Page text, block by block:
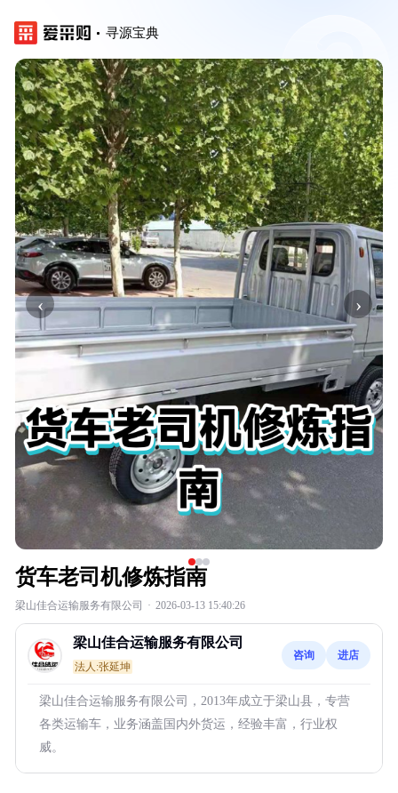
寻源宝典
‹ ›
货车老司机修炼指南
梁山佳合运输服务有限公司 · 2026-03-13 15:40:26
梁山佳合运输服务有限公司
法人:张延坤
咨询 进店
梁山佳合运输服务有限公司，2013年成立于梁山县，专营
各类运输车，业务涵盖国内外货运，经验丰富，行业权
威。